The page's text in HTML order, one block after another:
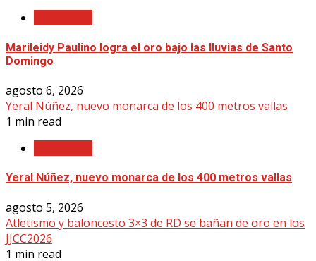
Marileidy Paulino logra el oro bajo las lluvias de Santo
Domingo
agosto 6, 2026
Yeral Núñez, nuevo monarca de los 400 metros vallas
1 min read
Yeral Núñez, nuevo monarca de los 400 metros vallas
agosto 5, 2026
Atletismo y baloncesto 3×3 de RD se bañan de oro en los
JJCC2026
1 min read